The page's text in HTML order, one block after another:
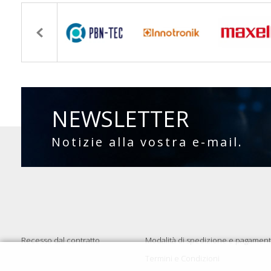
NEWSLETTER
Notizie alla vostra e-mail.
Recesso dal contratto
Modalità di spedizione e